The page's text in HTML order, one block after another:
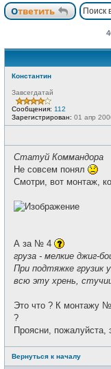
Ответить
Константин
Завсегдатай
Сообщения: 112
Зарегистрирован: 01 апр
Статуй Коммандора
Не совсем понял
Смотри, вот монтаж,
А за № 4
груза - мелкие джиг-
При подтяжке грузик
всю эту хрень,
Это что ? К монтажу
?
Проясни, пожалуйста,
Вернуться к началу